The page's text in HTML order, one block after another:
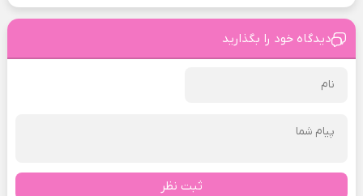
دیدگاه خود را بگذارید
ثبت نظر